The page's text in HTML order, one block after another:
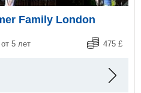
Family London
от 5 лет 475 £